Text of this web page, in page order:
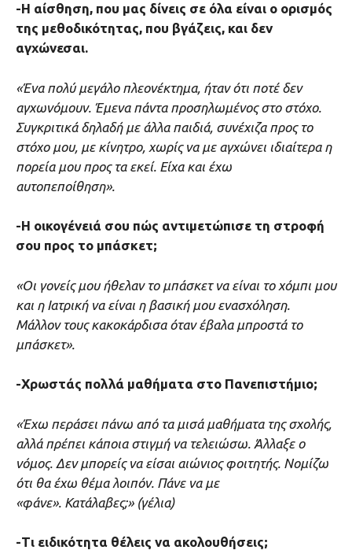
-Η αίσθηση, που μας δίνεις σε όλα είναι ο ορισμός
της μεθοδικότητας, που βγάζεις, και δεν
αγχώνεσαι.
«Ένα πολύ μεγάλο πλεονέκτημα, ήταν ότι ποτέ δεν
αγχωνόμουν. Έμενα πάντα προσηλωμένος στο στόχο.
Συγκριτικά δηλαδή με άλλα παιδιά, συνέχιζα προς το
στόχο μου, με κίνητρο, χωρίς να με αγχώνει ιδιαίτερα η
πορεία μου προς τα εκεί. Είχα και έχω
αυτοπεποίθηση».
-Η οικογένειά σου πώς αντιμετώπισε τη στροφή
σου προς το μπάσκετ;
«Οι γονείς μου ήθελαν το μπάσκετ να είναι το χόμπι μου
και η Ιατρική να είναι η βασική μου ενασχόληση.
Μάλλον τους κακοκάρδισα όταν έβαλα μπροστά το
μπάσκετ».
-Χρωστάς πολλά μαθήματα στο Πανεπιστήμιο;
«Έχω περάσει πάνω από τα μισά μαθήματα της σχολής,
αλλά πρέπει κάποια στιγμή να τελειώσω. Άλλαξε ο
νόμος. Δεν μπορείς να είσαι αιώνιος φοιτητής. Νομίζω
ότι θα έχω θέμα λοιπόν. Πάνε να με
«φάνε». Κατάλαβες;» (γέλια)
-Τι ειδικότητα θέλεις να ακολουθήσεις;